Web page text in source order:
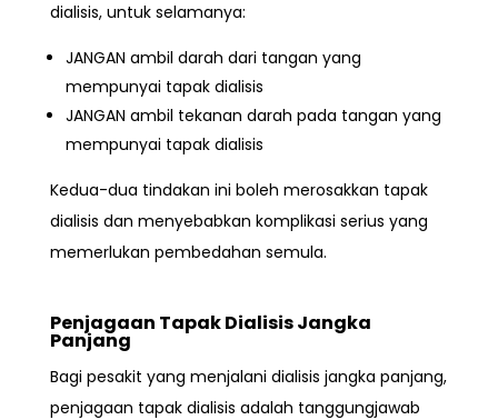
dialisis, untuk selamanya:
JANGAN ambil darah dari tangan yang
mempunyai tapak dialisis
JANGAN ambil tekanan darah pada tangan yang
mempunyai tapak dialisis
Kedua-dua tindakan ini boleh merosakkan tapak
dialisis dan menyebabkan komplikasi serius yang
memerlukan pembedahan semula.
Penjagaan Tapak Dialisis Jangka
Panjang
Bagi pesakit yang menjalani dialisis jangka panjang,
penjagaan tapak dialisis adalah tanggungjawab